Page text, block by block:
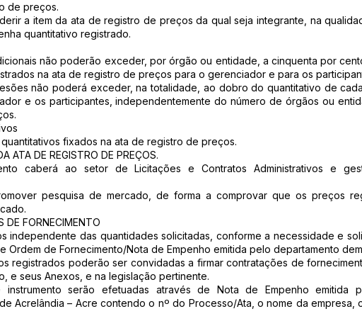
de preços.
a item da ata de registro de preços da qual seja integrante, na
quantitativo registrado.
não poderão exceder, por órgão ou entidade, a cinquenta por
na ata de registro de preços para o gerenciador e para os
não poderá exceder, na totalidade, ao dobro do quantitativo de
e os participantes, independentemente do número de órgãos ou
fixados na ata de registro de preços.
ATA DE REGISTRO DE PREÇOS.
caberá ao setor de Licitações e Contratos Administrativos e
pesquisa de mercado, de forma a comprovar que os preços
DE FORNECIMENTO
independente das quantidades solicitadas, conforme a necessidade e
Ordem de Fornecimento/Nota de Empenho emitida pelo departamento
registrados poderão ser convidadas a firmar contratações de
e seus Anexos, e na legislação pertinente.
instrumento serão efetuadas através de Nota de Empenho emitida
Acrelândia – Acre contendo o nº do Processo/Ata, o nome da